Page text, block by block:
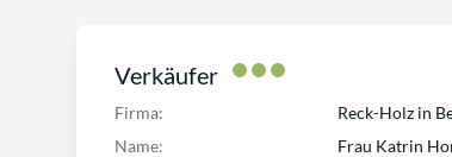
Verkäufer
Firma:
Reck-Holz in
Name:
Frau Katrin